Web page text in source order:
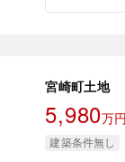
宮崎町土地
5,980万円
建築条件無し